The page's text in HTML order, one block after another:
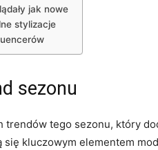
jak nowe
stylizacje
sezonu
trendów tego sezonu, który
kluczowym elementem